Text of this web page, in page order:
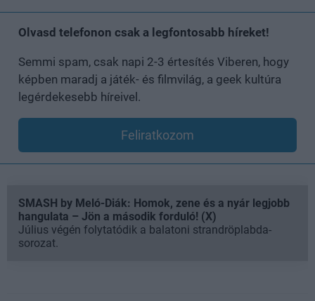
Olvasd telefonon csak a legfontosabb híreket!
Semmi spam, csak napi 2-3 értesítés Viberen, hogy
képben maradj a játék- és filmvilág, a geek kultúra
legérdekesebb híreivel.
Feliratkozom
SMASH by Meló-Diák: Homok, zene és a nyár legjobb
hangulata – Jön a második forduló! (X)
Július végén folytatódik a balatoni strandröplabda-
sorozat.